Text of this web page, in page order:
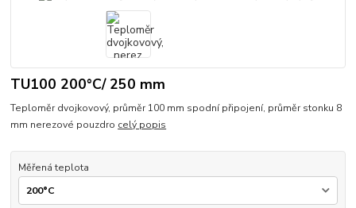
TU100 200°C/ 250 mm
Teploměr dvojkovový, průměr 100 mm spodní připojení, průměr stonku 8
mm nerezové pouzdro celý popis
Měřená teplota